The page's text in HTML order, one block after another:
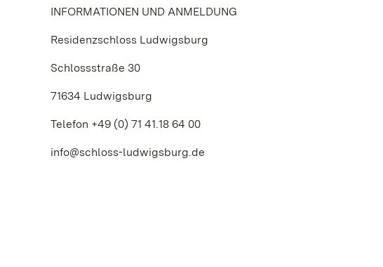
INFORMATIONEN UND ANMELDUNG
Residenzschloss Ludwigsburg
Schlossstraße 30
71634 Ludwigsburg
Telefon +49 (0) 71 41.18 64 00
info@schloss-ludwigsburg.de